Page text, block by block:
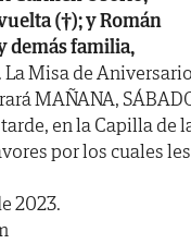
(†); y Román
demás familia,
Misa de
MAÑANA,
en la Capilla de
por los cuales les
2023.